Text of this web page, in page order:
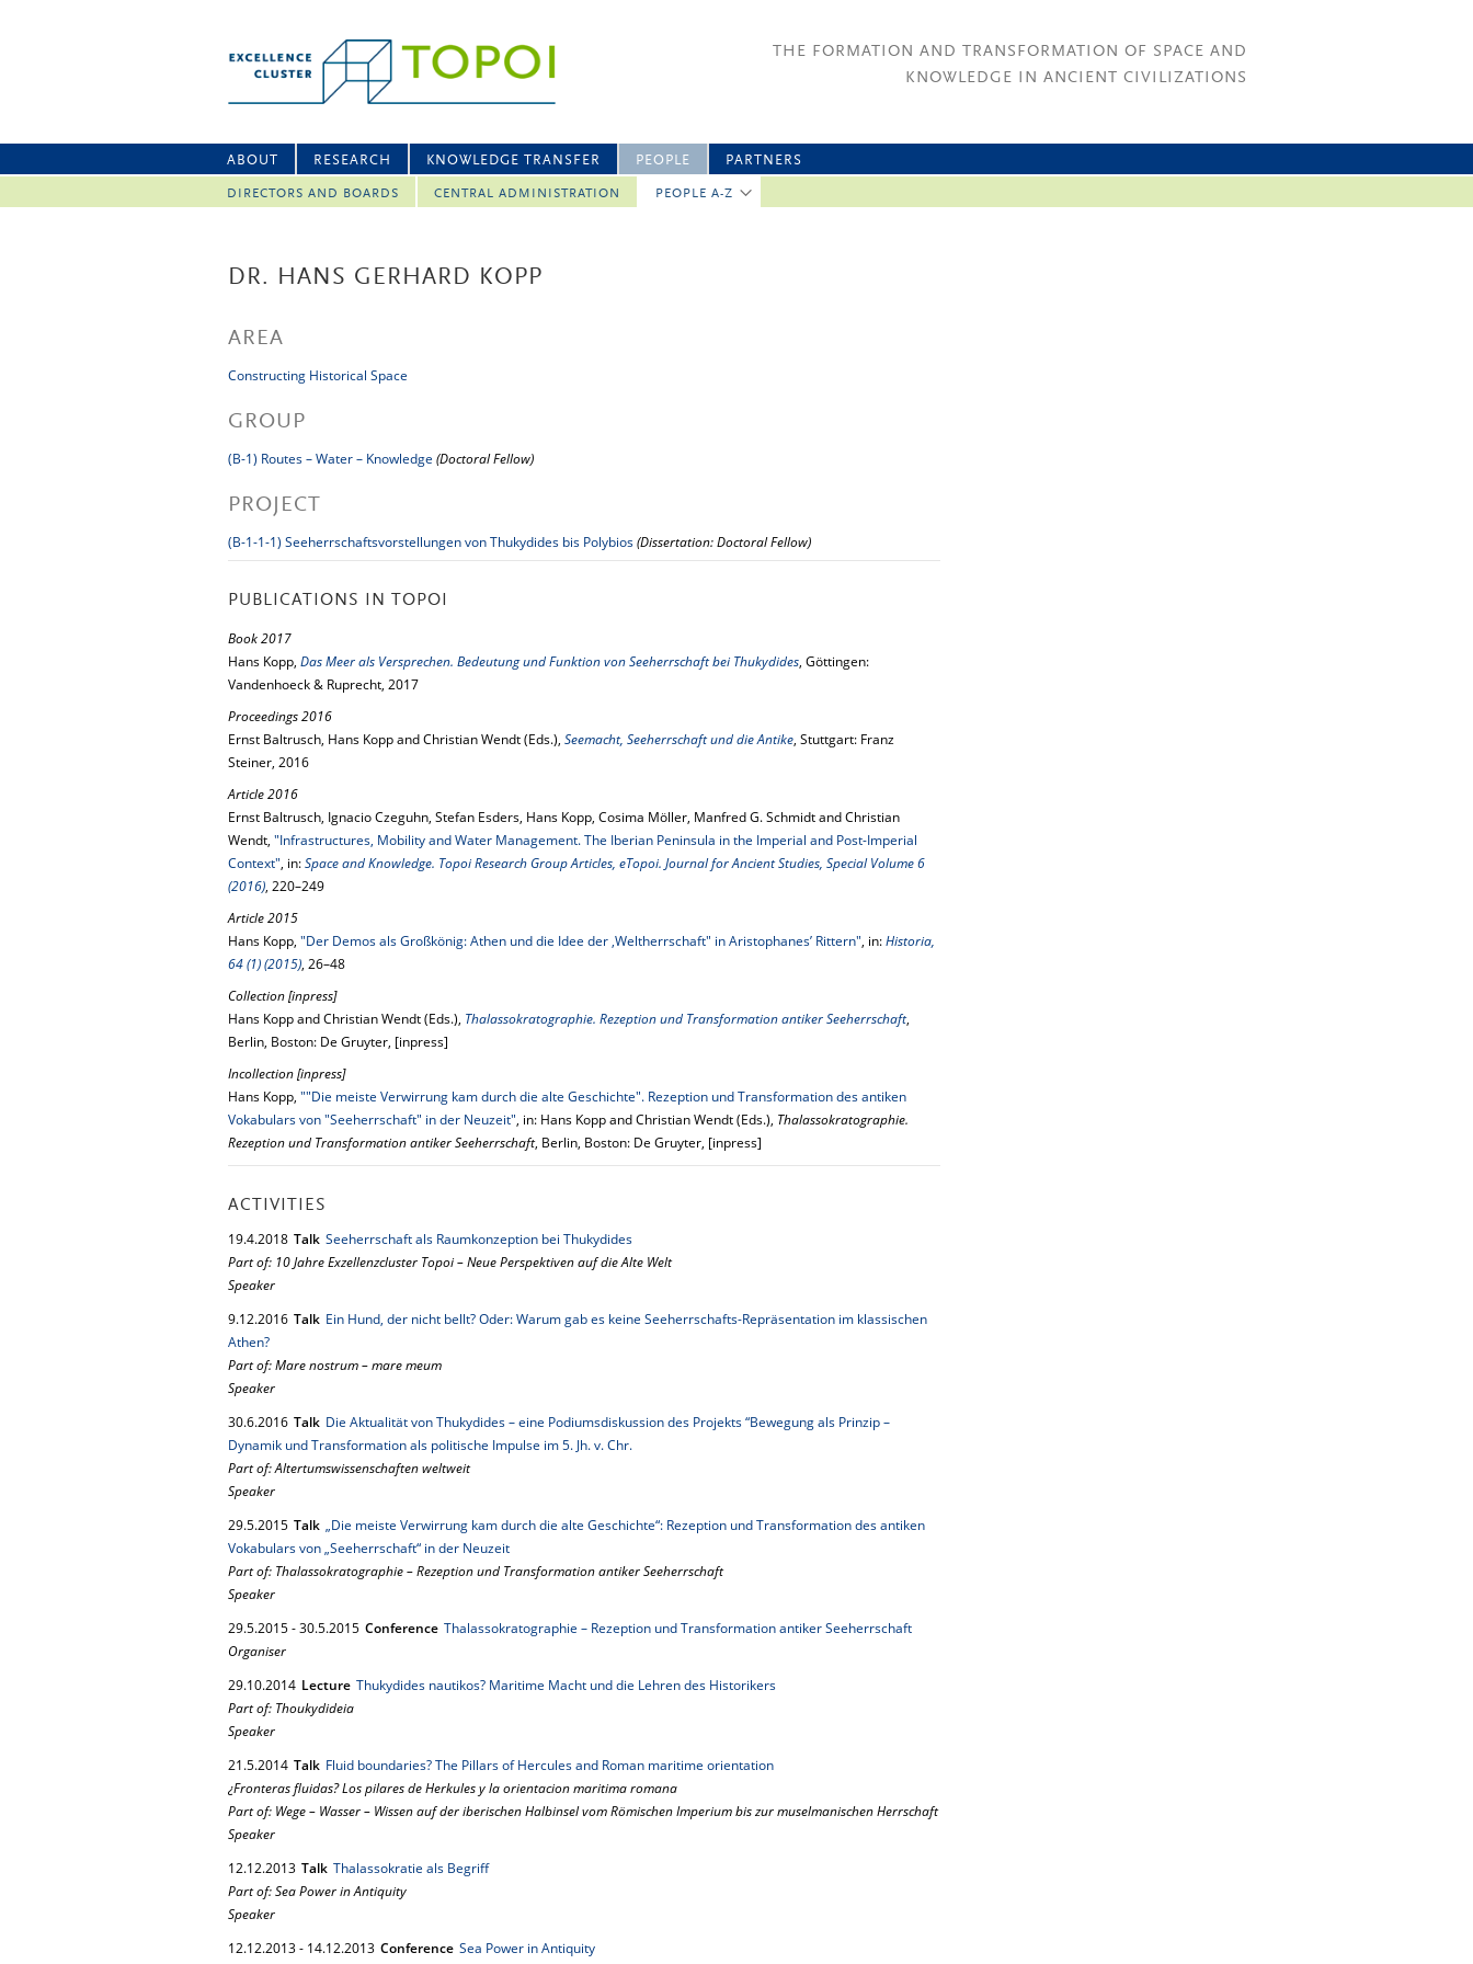
THE FORMATION AND TRANSFORMATION OF SPACE AND
KNOWLEDGE IN ANCIENT CIVILIZATIONS
ABOUT RESEARCH KNOWLEDGE TRANSFER PEOPLE
DIRECTORS AND BOARDS CENTRAL ADMINISTRATION PEOPLE A-Z
PARTNERS
DR. HANS GERHARD KOPP
AREA
Constructing Historical Space
GROUP
(B-1) Routes – Water – Knowledge (Doctoral Fellow)
PROJECT
(B-1-1-1) Seeherrschaftsvorstellungen von Thukydides bis Polybios(Dissertation: Doctoral Fellow)
PUBLICATIONS IN TOPOI
Book 2017
Hans Kopp, Das Meer als Versprechen. Bedeutung und Funktion von Seeherrschaft bei Thukydides, Göttingen:
Vandenhoeck & Ruprecht, 2017
Proceedings 2016
Ernst Baltrusch, Hans Kopp and Christian Wendt (Eds.), Seemacht, Seeherrschaft und die Antike, Stuttgart: Franz
Steiner, 2016
Article 2016
Ernst Baltrusch, Ignacio Czeguhn, Stefan Esders, Hans Kopp, Cosima Möller, Manfred G. Schmidt and Christian
Wendt, "Infrastructures, Mobility and Water Management. The Iberian Peninsula in the Imperial and Post-Imperial
Context", in:Space and Knowledge. Topoi Research Group Articles, eTopoi. Journal for Ancient Studies, Special Volume 6
(2016), 220–249
Article 2015
Hans Kopp, "Der Demos als Großkönig: Athen und die Idee der ‚Weltherrschaft" in Aristophanes’ Rittern", in:Historia,
64 (1) (2015), 26–48
Collection [inpress]
Hans Kopp and Christian Wendt (Eds.), Thalassokratographie. Rezeption und Transformation antiker Seeherrschaft,
Berlin, Boston: De Gruyter, [inpress]
Incollection [inpress]
Hans Kopp, ""Die meiste Verwirrung kam durch die alte Geschichte". Rezeption und Transformation des antiken
Vokabulars von "Seeherrschaft" in der Neuzeit", in: Hans Kopp and Christian Wendt (Eds.), Thalassokratographie.
Rezeption und Transformation antiker Seeherrschaft, Berlin, Boston: De Gruyter, [inpress]
ACTIVITIES
19.4.2018 Talk Seeherrschaft als Raum­konzeption bei Thukydides
Part of: 10 Jahre Exzellenzcluster Topoi – Neue Perspektiven auf die Alte Welt
Speaker
9.12.2016 Talk Ein Hund, der nicht bellt? Oder: Warum gab es keine Seeherrschafts-Repräsentation im klassischen
Athen?
Part of: Mare nostrum – mare meum
Speaker
30.6.2016 Talk Die Aktualität von Thukydides – eine Podiumsdiskussion des Projekts “Bewegung als Prinzip –
Dynamik und Transformation als politische Impulse im 5. Jh. v. Chr.
Part of: Altertumswissenschaften weltweit
Speaker
29.5.2015 Talk „Die meiste Verwirrung kam durch die alte Geschichte“: Rezeption und Transformation des antiken
Vokabulars von „Seeherrschaft“ in der Neuzeit
Part of: Thalassokratographie – Rezeption und Transformation antiker Seeherrschaft
Speaker
29.5.2015-30.5.2015 Conference Thalassokratographie – Rezeption und Transformation antiker Seeherrschaft
Organiser
29.10.2014 Lecture Thukydides nautikos? Maritime Macht und die Lehren des Historikers
Part of: Thoukydideia
Speaker
21.5.2014 Talk Fluid boundaries? The Pillars of Hercules and Roman maritime orientation
¿Fronteras fluidas? Los pilares de Herkules y la orientacion maritima romana
Part of: Wege – Wasser – Wissen auf der iberischen Halbinsel vom Römischen Imperium bis zur muselmanischen Herrschaft
Speaker
12.12.2013 Talk Thalassokratie als Begriff
Part of: Sea Power in Antiquity
Speaker
12.12.2013- 14.12.2013 Conference Sea Power in Antiquity